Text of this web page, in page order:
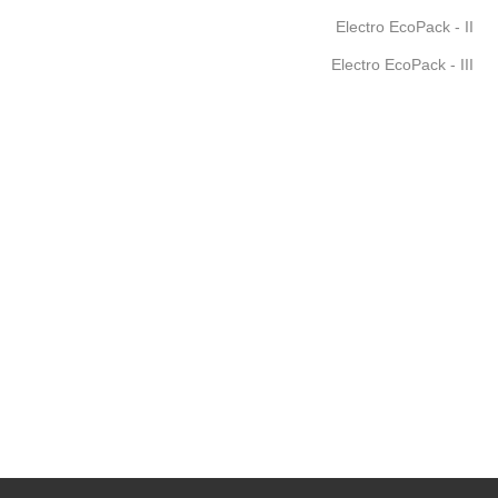
Electro EcoPack - II
Electro EcoPack - III